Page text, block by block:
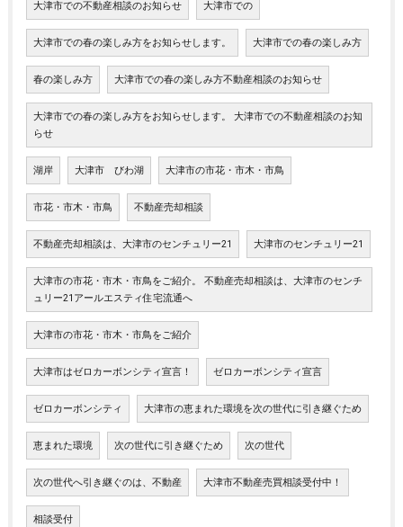
大津市での不動産相談のお知らせ 大津市での
大津市での春の楽しみ方をお知らせします。 大津市での春の楽しみ方
春の楽しみ方 大津市での春の楽しみ方不動産相談のお知らせ
大津市での春の楽しみ方をお知らせします。 大津市での不動産相談のお知
らせ
湖岸 大津市 びわ湖 大津市の市花・市木・市鳥
市花・市木・市鳥 不動産売却相談
不動産売却相談は、大津市のセンチュリー21 大津市のセンチュリー21
大津市の市花・市木・市鳥をご紹介。 不動産売却相談は、大津市のセンチ
ュリー21アールエスティ住宅流通へ
大津市の市花・市木・市鳥をご紹介
大津市はゼロカーボンシティ宣言！ ゼロカーボンシティ宣言
ゼロカーボンシティ 大津市の恵まれた環境を次の世代に引き継ぐため
恵まれた環境 次の世代に引き継ぐため 次の世代
次の世代へ引き継ぐのは、不動産 大津市不動産売買相談受付中！
相談受付